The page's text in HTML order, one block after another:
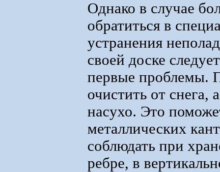
Однако в случае
обратиться в
устранения
своей доске
первые проблемы.
очистить от
насухо. Это
металлических
соблюдать при
ребре, в